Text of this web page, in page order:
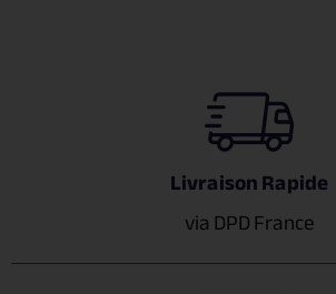
Livraison Rapide
via DPD France